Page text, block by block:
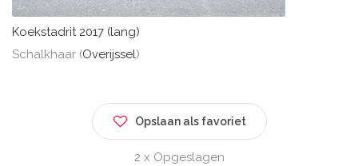
Koekstadrit 2017 (lang)
Schalkhaar (Overijssel)
Opslaan als favoriet
2 x Opgeslagen